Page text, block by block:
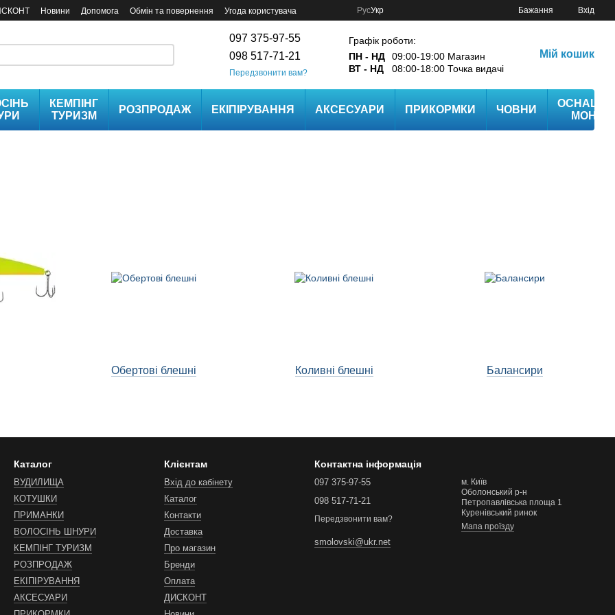
Новини Допомога Обмін та повернення Угода користувача РусУкр Бажання Вхід
097 375-97-55
098 517-71-21
Передзвонити вам?
Графік роботи:
ПН - НД
09:00-19:00 Магазин
ВТ - НД
08:00-18:00 Точка видачі
Мій кошик
КЕМПІНГ
ТУРИЗМ
РОЗПРОДАЖ ЕКІПІРУВАННЯ АКСЕСУАРИ ПРИКОРМКИ ЧОВНИ
Обертові блешні Коливні блешні Балансири
Каталог
ВУДИЛИЩА
КОТУШКИ
ПРИМАНКИ
ВОЛОСІНЬ ШНУРИ
КЕМПІНГ ТУРИЗМ
РОЗПРОДАЖ
ЕКІПІРУВАННЯ
АКСЕСУАРИ
Клієнтам
Вхід до кабінету
Каталог
Контакти
Доставка
Про магазин
Бренди
Оплата
ДИСКОНТ
Контактна інформація
097 375-97-55
098 517-71-21
Передзвонити вам?
smolovski@ukr.net
м. Київ
Оболонський р-н
Петропавлівська площа 1
Куренівський ринок
Мапа проїзду